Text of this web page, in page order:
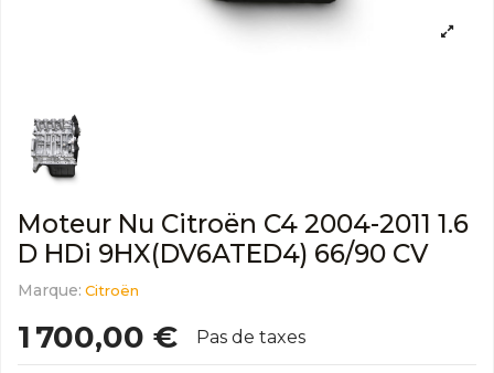
Moteur Nu Citroën C4 2004-2011 1.6
D HDi 9HX(DV6ATED4) 66/90 CV
Marque: Citroën
1 700,00 € Pas de taxes